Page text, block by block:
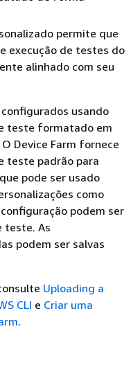
permite que
execução de testes do
alinhado com seu
usando
teste formatado em
Device Farm fornece
teste padrão para
pode ser usado
como
podem ser
teste. As
podem ser salvas
Uploading a
CLI e Criar uma
.